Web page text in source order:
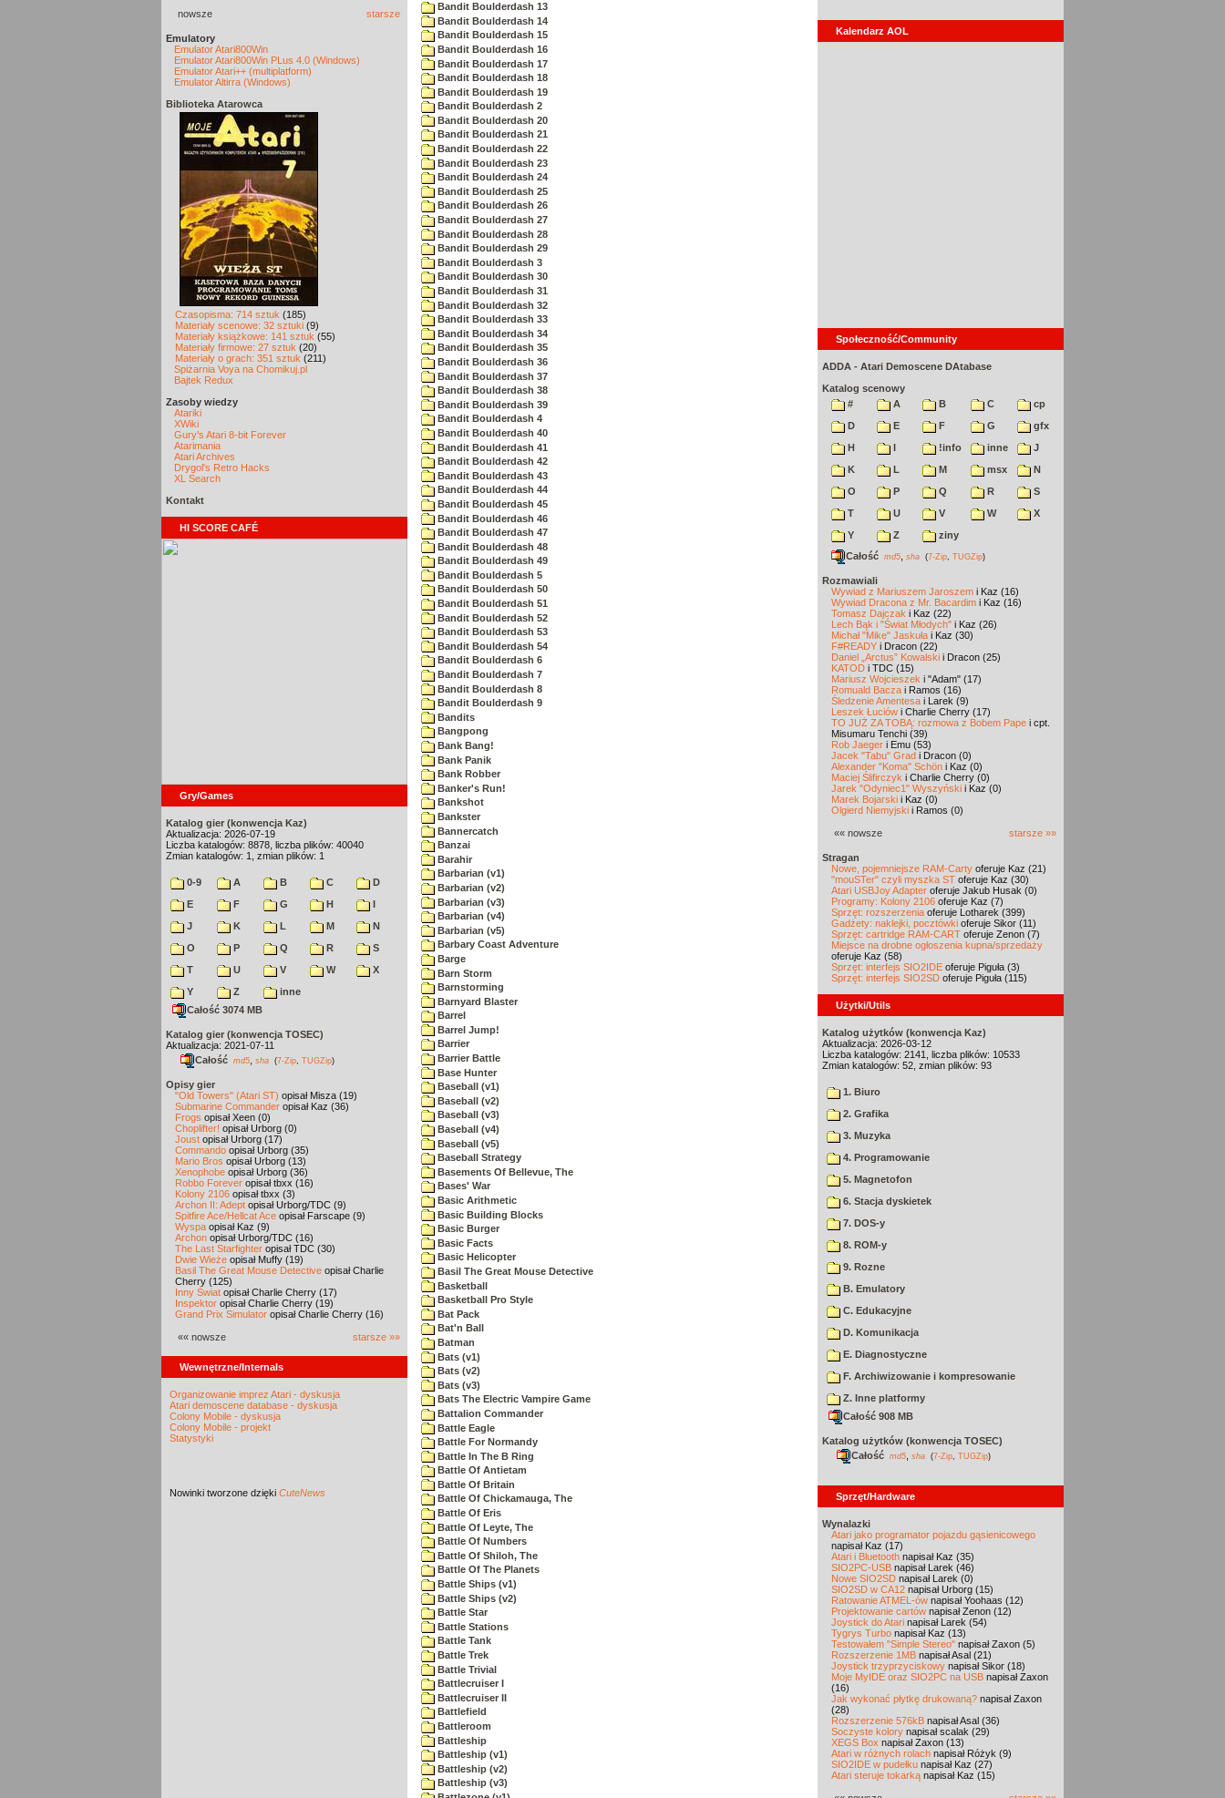
nowsze starsze
Emulatory
Emulator Atari800Win
Emulator Atari800Win PLus 4.0 (Windows)
Emulator Atari++ (multiplatform)
Emulator Altirra (Windows)
Biblioteka Atarowca
Czasopisma: 714 sztuk (185)
Materiały scenowe: 32 sztuki (9)
Materiały książkowe: 141 sztuk (55)
Materiały firmowe: 27 sztuk (20)
Materiały o grach: 351 sztuk (211)
Spiżarnia Voya na Chomikuj.pl
Bajtek Redux
Zasoby wiedzy
Atariki
XWiki
Gury's Atari 8-bit Forever
Atarimania
Atari Archives
Drygol's Retro Hacks
XL Search
Kontakt
HI SCORE CAFÉ
Gry/Games
Katalog gier (konwencja Kaz)
Aktualizacja: 2026-07-19
Liczba katalogów: 8878, liczba plików: 40040
Zmian katalogów: 1, zmian plików: 1
0-9 A B C
D
E
F G H
I
J
K L M
N
O
P Q R
S
T
U V W
X
Y
Z
inne
Całość 3074 MB
Katalog gier (konwencja TOSEC)
Aktualizacja: 2021-07-11
Całość md5 sha (7-Zip TUGZip)
Opisy gier
"Old Towers" (Atari ST) opisał Misza (19)
Submarine Commander opisał Kaz (36)
Frogs opisał Xeen (0)
Choplifter! opisał Urborg (0)
Joust opisał Urborg (17)
Commando opisał Urborg (35)
Mario Bros opisał Urborg (13)
Xenophobe opisał Urborg (36)
Robbo Forever opisał tbxx (16)
Kolony 2106 opisał tbxx (3)
Archon II: Adept opisał Urborg/TDC (9)
Spitfire Ace/Hellcat Ace opisał Farscape (9)
Wyspa opisał Kaz (9)
Archon opisał Urborg/TDC (16)
The Last Starfighter opisał TDC (30)
Dwie Wieże opisał Muffy (19)
Basil The Great Mouse Detective opisał Charlie
Cherry (125)
Inny Świat opisał Charlie Cherry (17)
Inspektor opisał Charlie Cherry (19)
Grand Prix Simulator opisał Charlie Cherry (16)
«« nowsze starsze »»
Wewnętrzne/Internals
Organizowanie imprez Atari - dyskusja
Atari demoscene database - dyskusja
Colony Mobile - dyskusja
Colony Mobile - projekt
Statystyki
Nowinki tworzone dzięki CuteNews
Bandit Boulderdash 13
Bandit Boulderdash 14
Bandit Boulderdash 15
Bandit Boulderdash 16
Bandit Boulderdash 17
Bandit Boulderdash 18
Bandit Boulderdash 19
Bandit Boulderdash 2
Bandit Boulderdash 20
Bandit Boulderdash 21
Bandit Boulderdash 22
Bandit Boulderdash 23
Bandit Boulderdash 24
Bandit Boulderdash 25
Bandit Boulderdash 26
Bandit Boulderdash 27
Bandit Boulderdash 28
Bandit Boulderdash 29
Bandit Boulderdash 3
Bandit Boulderdash 30
Bandit Boulderdash 31
Bandit Boulderdash 32
Bandit Boulderdash 33
Bandit Boulderdash 34
Bandit Boulderdash 35
Bandit Boulderdash 36
Bandit Boulderdash 37
Bandit Boulderdash 38
Bandit Boulderdash 39
Bandit Boulderdash 4
Bandit Boulderdash 40
Bandit Boulderdash 41
Bandit Boulderdash 42
Bandit Boulderdash 43
Bandit Boulderdash 44
Bandit Boulderdash 45
Bandit Boulderdash 46
Bandit Boulderdash 47
Bandit Boulderdash 48
Bandit Boulderdash 49
Bandit Boulderdash 5
Bandit Boulderdash 50
Bandit Boulderdash 51
Bandit Boulderdash 52
Bandit Boulderdash 53
Bandit Boulderdash 54
Bandit Boulderdash 6
Bandit Boulderdash 7
Bandit Boulderdash 8
Bandit Boulderdash 9
Bandits
Bangpong
Bank Bang!
Bank Panik
Bank Robber
Banker's Run!
Bankshot
Bankster
Bannercatch
Banzai
Barahir
Barbarian (v1)
Barbarian (v2)
Barbarian (v3)
Barbarian (v4)
Barbarian (v5)
Barbary Coast Adventure
Barge
Barn Storm
Barnstorming
Barnyard Blaster
Barrel
Barrel Jump!
Barrier
Barrier Battle
Base Hunter
Baseball (v1)
Baseball (v2)
Baseball (v3)
Baseball (v4)
Baseball (v5)
Baseball Strategy
Basements Of Bellevue, The
Bases' War
Basic Arithmetic
Basic Building Blocks
Basic Burger
Basic Facts
Basic Helicopter
Basil The Great Mouse Detective
Basketball
Basketball Pro Style
Bat Pack
Bat'n Ball
Batman
Bats (v1)
Bats (v2)
Bats (v3)
Bats The Electric Vampire Game
Battalion Commander
Battle Eagle
Battle For Normandy
Battle In The B Ring
Battle Of Antietam
Battle Of Britain
Battle Of Chickamauga, The
Battle Of Eris
Battle Of Leyte, The
Battle Of Numbers
Battle Of Shiloh, The
Battle Of The Planets
Battle Ships (v1)
Battle Ships (v2)
Battle Star
Battle Stations
Battle Tank
Battle Trek
Battle Trivial
Battlecruiser I
Battlecruiser II
Battlefield
Battleroom
Battleship
Battleship (v1)
Battleship (v2)
Battleship (v3)
Kalendarz AOL
Społeczność/Community
ADDA - Atari Demoscene DAtabase
Katalog scenowy
#
A B C
cp
D
E F G
gfx
H
I !info inne
J
K
L M msx
N
O
P Q R
S
T
U V W
X
Y
Z
ziny
Całość md5 sha (7-Zip TUGZip)
Rozmawiali
Wywiad z Mariuszem Jaroszem i Kaz (16)
Wywiad Dracona z Mr. Bacardim i Kaz (16)
Tomasz Dajczak i Kaz (22)
Lech Bąk i "Świat Młodych" i Kaz (26)
Michał "Mike" Jaskuła i Kaz (30)
F#READY i Dracon (22)
Daniel „Arctus” Kowalski i Dracon (25)
KATOD i TDC (15)
Mariusz Wojcieszek i "Adam" (17)
Romuald Bacza i Ramos (16)
Śledzenie Amentesa i Larek (9)
Leszek Łuciów i Charlie Cherry (17)
TO JUŻ ZA TOBĄ: rozmowa z Bobem Pape i cpt.
Misumaru Tenchi (39)
Rob Jaeger i Emu (53)
Jacek "Tabu" Grad i Dracon (0)
Alexander "Koma" Schön i Kaz (0)
Maciej Ślifirczyk i Charlie Cherry (0)
Jarek "Odyniec1" Wyszyński i Kaz (0)
Marek Bojarski i Kaz (0)
Olgierd Niemyjski i Ramos (0)
«« nowsze starsze »»
Stragan
Nowe, pojemniejsze RAM-Carty oferuje Kaz (21)
"mouSTer" czyli myszka ST oferuje Kaz (30)
Atari USBJoy Adapter oferuje Jakub Husak (0)
Programy: Kolony 2106 oferuje Kaz (7)
Sprzęt: rozszerzenia oferuje Lotharek (399)
Gadżety: naklejki, pocztówki oferuje Sikor (11)
Sprzęt: cartridge RAM-CART oferuje Zenon (7)
Miejsce na drobne ogłoszenia kupna/sprzedaży
oferuje Kaz (58)
Sprzęt: interfejs SIO2IDE oferuje Piguła (3)
Sprzęt: interfejs SIO2SD oferuje Piguła (115)
Użytki/Utils
Katalog użytków (konwencja Kaz)
Aktualizacja: 2026-03-12
Liczba katalogów: 2141, liczba plików: 10533
Zmian katalogów: 52, zmian plików: 93
1. Biuro
2. Grafika
3. Muzyka
4. Programowanie
5. Magnetofon
6. Stacja dyskietek
7. DOS-y
8. ROM-y
9. Rozne
B. Emulatory
C. Edukacyjne
D. Komunikacja
E. Diagnostyczne
F. Archiwizowanie i kompresowanie
Z. Inne platformy
Całość 908 MB
Katalog użytków (konwencja TOSEC)
Całość md5 sha (7-Zip TUGZip)
Sprzęt/Hardware
Wynalazki
Atari jako programator pojazdu gąsienicowego
napisał Kaz (17)
Atari i Bluetooth napisał Kaz (35)
SIO2PC-USB napisał Larek (46)
Nowe SIO2SD napisał Larek (0)
SIO2SD w CA12 napisał Urborg (15)
Ratowanie ATMEL-ów napisał Yoohaas (12)
Projektowanie cartów napisał Zenon (12)
Joystick do Atari napisał Larek (54)
Tygrys Turbo napisał Kaz (13)
Testowałem "Simple Stereo" napisał Zaxon (5)
Rozszerzenie 1MB napisał Asal (21)
Joystick trzyprzyciskowy napisał Sikor (18)
Moje MyIDE oraz SIO2PC na USB napisał Zaxon
(16)
Jak wykonać płytkę drukowaną? napisał Zaxon
(28)
Rozszerzenie 576kB napisał Asal (36)
Soczyste kolory napisał scalak (29)
XEGS Box napisał Zaxon (13)
Atari w różnych rolach napisał Różyk (9)
SIO2IDE w pudełku napisał Kaz (27)
Atari steruje tokarką napisał Kaz (15)